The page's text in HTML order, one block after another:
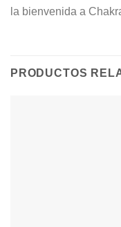
la bienvenida a
PRODUCTOS